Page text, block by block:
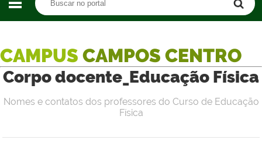
CAMPUS CAMPOS CENTRO
Corpo docente_Educação Física
Nomes e contatos dos professores do Curso de Educação
Física